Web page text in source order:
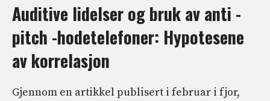
Auditive lidelser og bruk av anti -
pitch -hodetelefoner: Hypotesene
av korrelasjon
Gjennom en artikkel publisert i februar i fjor,